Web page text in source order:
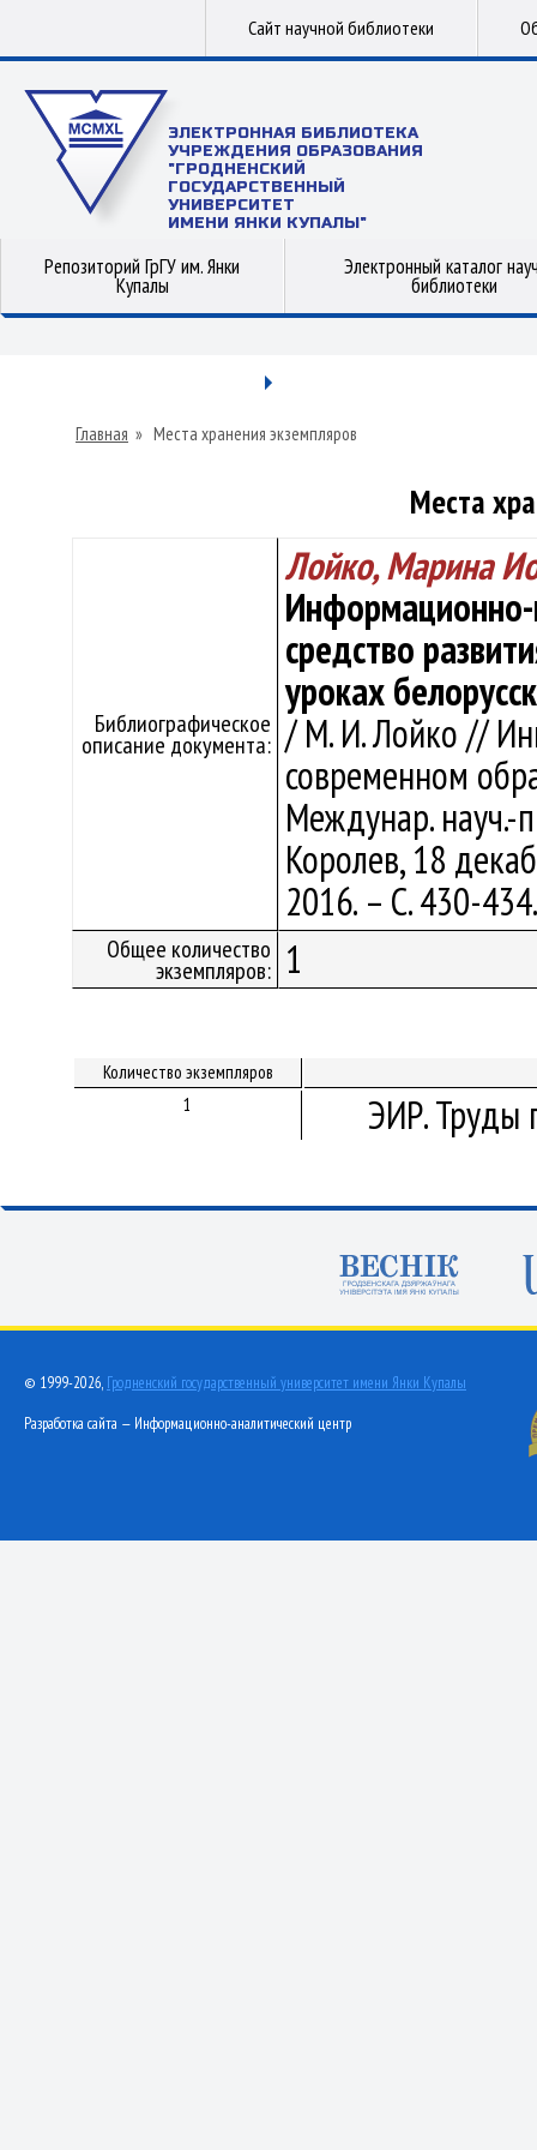
Сайт научной библиотеки
ЭЛЕКТРОННАЯ БИБЛИОТЕКА
УЧРЕЖДЕНИЯ ОБРАЗОВАНИЯ
"ГРОДНЕНСКИЙ
ГОСУДАРСТВЕННЫЙ
УНИВЕРСИТЕТ
ИМЕНИ ЯНКИ КУПАЛЫ"
Репозиторий ГрГУ им. Янки
Купалы
Электронный каталог
библиотеки
Главная » Места хранения экземпляров
Места
Библиографическое
описание документа:
Лойко, Марина
Информационно-
средство
уроках
/ М. И. Лойко //
современном
Междунар. науч.-
Королев, 18
2016. – С. 430-
Общее количество
экземпляров: 1
Количество экземпляров
1
ЭИР. Труды
© 1999-2026, Гродненский государственный университет имени Янки Купалы
Разработка сайта — Информационно-аналитический центр